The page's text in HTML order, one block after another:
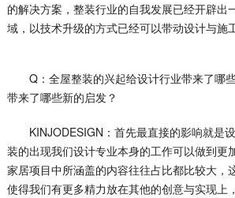
的解决方案，整装行业的自我发展已经开辟出
域，以技术升级的方式已经可以带动设计与施
Q：全屋整装的兴起给设计行业带来了哪
带来了哪些新的启发？
KINJODESIGN：首先最直接的影响就是
装的出现我们设计专业本身的工作可以做到更
家居项目中所涵盖的内容往往占比都比较大，
使得我们有更多精力放在其他的创意与实现上